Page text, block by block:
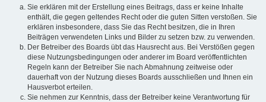
Sie erklären mit der Erstellung eines Beitrags, dass er keine Inhalte
enthält, die gegen geltendes Recht oder die guten Sitten verstoßen. Sie
erklären insbesondere, dass Sie das Recht besitzen, die in Ihren
Beiträgen verwendeten Links und Bilder zu setzen bzw. zu verwenden.
Der Betreiber des Boards übt das Hausrecht aus. Bei Verstößen gegen
diese Nutzungsbedingungen oder anderer im Board veröffentlichten
Regeln kann der Betreiber Sie nach Abmahnung zeitweise oder
dauerhaft von der Nutzung dieses Boards ausschließen und Ihnen ein
Hausverbot erteilen.
Sie nehmen zur Kenntnis, dass der Betreiber keine Verantwortung für